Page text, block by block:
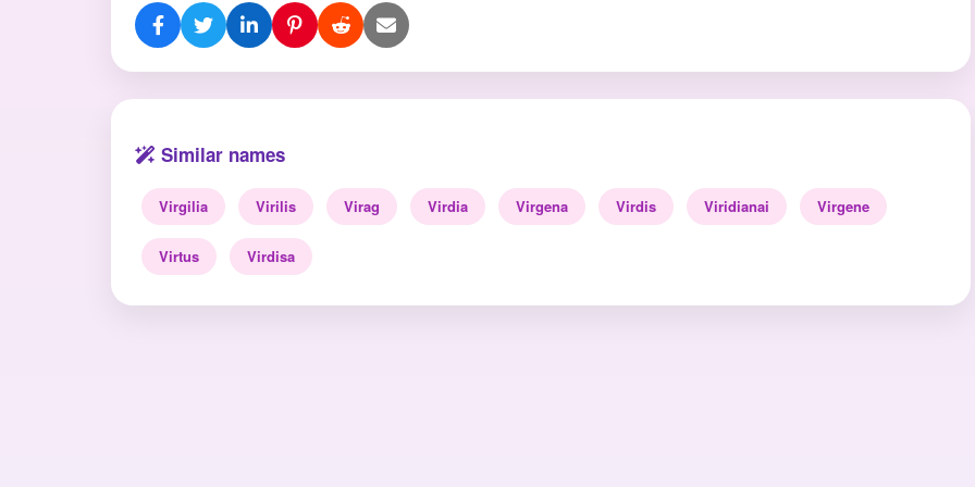
Similar names
Virgilia Virilis Virag Virdia Virgena Virdis Viridianai Virgene
Virtus Virdisa